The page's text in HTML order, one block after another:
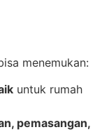
menemukan:
untuk rumah
pemasangan,